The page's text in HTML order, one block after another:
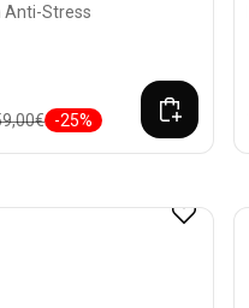
Anti-Stress
-25%